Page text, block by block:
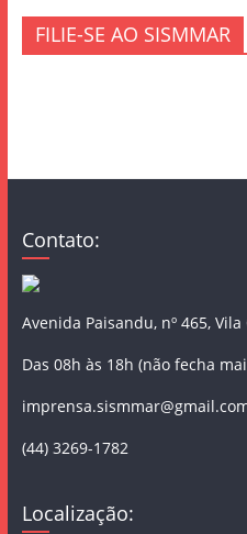
FILIE-SE AO SISMMAR
Contato:
Avenida Paisandu, nº 465,
Das 08h às 18h (não fecha
(44) 3269-1782
Localização: